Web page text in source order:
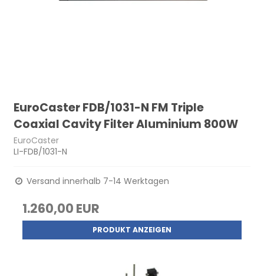
EuroCaster FDB/1031-N FM Triple
Coaxial Cavity Filter Aluminium 800W
EuroCaster
LI-FDB/1031-N
Versand innerhalb 7-14 Werktagen
1.260,00 EUR
PRODUKT ANZEIGEN